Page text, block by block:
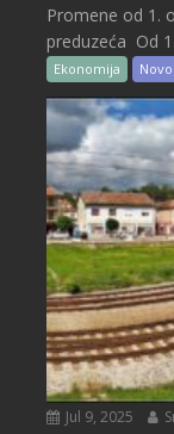
Promene od 1.
preduzeća Od
Ekonomija
Jul 9, 2025